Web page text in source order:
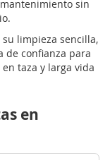
sin
limpieza sencilla,
de confianza para
taza y larga vida
en